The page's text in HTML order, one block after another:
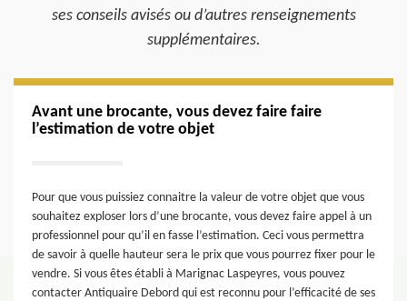
ses conseils avisés ou d’autres renseignements
supplémentaires.
Avant une brocante, vous devez faire faire
l’estimation de votre objet
Pour que vous puissiez connaitre la valeur de votre objet que vous
souhaitez exploser lors d’une brocante, vous devez faire appel à un
professionnel pour qu’il en fasse l’estimation. Ceci vous permettra
de savoir à quelle hauteur sera le prix que vous pourrez fixer pour le
vendre. Si vous êtes établi à Marignac Laspeyres, vous pouvez
contacter Antiquaire Debord qui est reconnu pour l’efficacité de ses